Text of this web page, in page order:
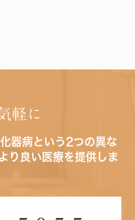
軽に
器病という2つの異な
り良い医療を提供しま